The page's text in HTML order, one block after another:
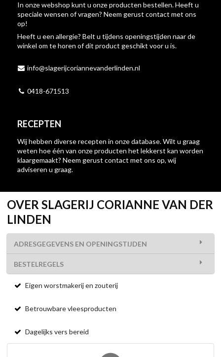
In onze webshop kunt u onze producten bestellen. Heeft u
speciale wensen of vragen? Neem gerust contact met ons
op!
Heeft u een allergie? Belt u tijdens openingstijden naar de
winkel om te horen of dit product geschikt voor u is.
info@slagerijcoriannevanderlinden.nl
0418-671513
RECEPTEN
Wij hebben diverse recepten in onze database. Wilt u graag
weten hoe één van onze producten het lekkerst kan worden
klaargemaakt? Neem gerust contact met ons op, wij
adviseren u graag.
OVER SLAGERIJ CORIANNE VAN DER
LINDEN
ADRESGEGEVENS EN OPENINGSTIJDEN
BESTELREGELS
Eigen worstmakerij en zouterij
Betrouwbare vleesproducten
Dagelijks vers bereid